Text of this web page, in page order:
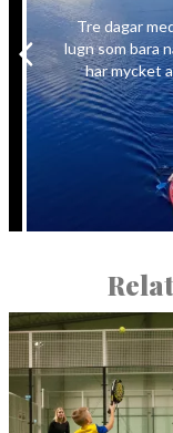
Tre dagar
lugn som bara
har mycket